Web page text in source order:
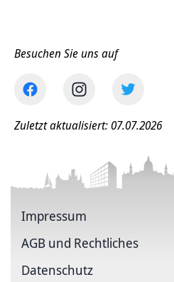
Besuchen Sie uns auf
Zuletzt aktualisiert: 07.07.2026
Impressum
AGB und Rechtliches
Datenschutz